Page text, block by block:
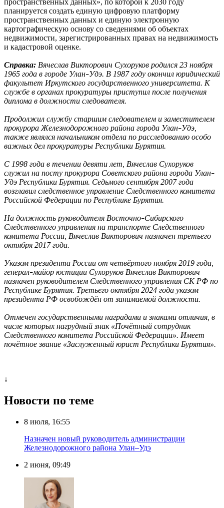
пространственных данных», по которой к 2030 году
планируется создать единую цифровую платформу
пространственных данных и единую электронную
картографическую основу со сведениями об объектах
недвижимости, зарегистрированных правах на недвижимость
и кадастровой оценке.
Справка: Вячеслав Викторович Сухоруков родился 23 ноября
1965 года в городе Улан–Удэ. В 1987 году окончил юридический
факультет Иркутского государственного университета. К
службе в органах прокуратуры приступил после получения
диплома в должности следователя.
Продолжил службу старшим следователем и заместителем
прокурора Железнодорожного района города Улан–Удэ,
также являлся начальником отдела по расследованию особо
важных дел прокуратуры Республики Бурятия.
С 1998 года в течении девяти лет, Вячеслав Сухоруков
служил на посту прокурора Советского района города Улан–
Удэ Республики Бурятия. Седьмого сентября 2007 года
возглавил следственное управление Следственного комитета
Российской Федерации по Республике Бурятия.
На должность руководителя Восточно–Сибирского
Следственного управления на транспорте Следственного
комитета России, Вячеслав Викторович назначен третьего
октября 2017 года.
Указом президента России от четвёртого ноября 2019 года,
генерал–майор юстиции Сухоруков Вячеслав Викторович
назначен руководителем Следственного управления СК РФ по
Республике Бурятия. Третьего октября 2024 года указом
президента РФ освобождён от занимаемой должности.
Отмечен государственными наградами и знаками отличия, в
числе которых нагрудный знак «Почётный сотрудник
Следственного комитета Российской Федерации». Имеет
почётное звание «Заслуженный юрист Республики Бурятия».
↓
Новости по теме
8 июля, 16:55
Назначен новый руководитель администрации
Железнодорожного района Улан–Удэ
2 июня, 09:49